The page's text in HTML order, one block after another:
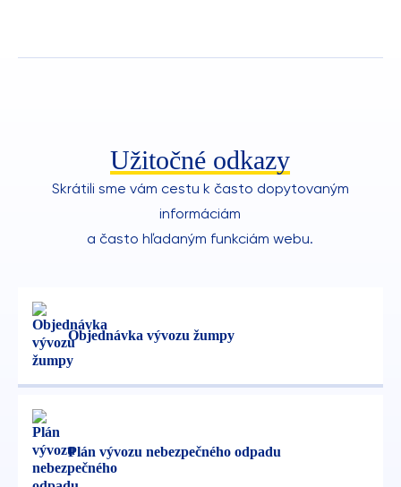
Užitočné odkazy
Skrátili sme vám cestu k často dopytovaným
informáciám
a často hľadaným funkciám webu.
Objednávka vývozu žumpy
Plán vývozu nebezpečného odpadu